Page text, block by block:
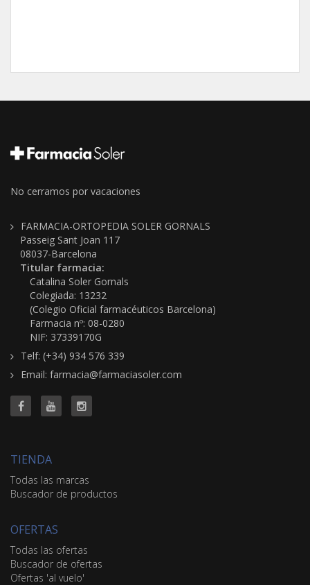
No cerramos por vacaciones
FARMACIA-ORTOPEDIA SOLER GORNALS
Passeig Sant Joan 117
08037-Barcelona
Titular farmacia:
Catalina Soler Gornals
Colegiada: 13232
(Colegio Oficial farmacéuticos Barcelona)
Farmacia nº: 08-0280
NIF: 37339170G
Telf: (+34) 934 576 339
Email: farmacia@farmaciasoler.com
TIENDA
Todas las marcas
Buscador de productos
OFERTAS
Todas las ofertas
Buscador de ofertas
Ofertas 'al vuelo'